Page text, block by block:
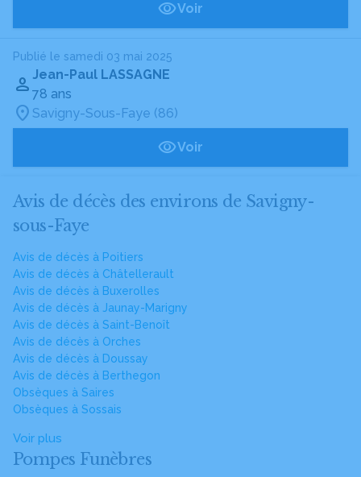
Voir
Publié le samedi 03 mai 2025
Jean-Paul LASSAGNE
78 ans
Savigny-Sous-Faye (86)
Voir
Avis de décès des environs de Savigny-
sous-Faye
Avis de décès à Poitiers
Avis de décès à Châtellerault
Avis de décès à Buxerolles
Avis de décès à Jaunay-Marigny
Avis de décès à Saint-Benoît
Avis de décès à Orches
Avis de décès à Doussay
Avis de décès à Berthegon
Obsèques à Saires
Obsèques à Sossais
Voir plus
Pompes Funèbres